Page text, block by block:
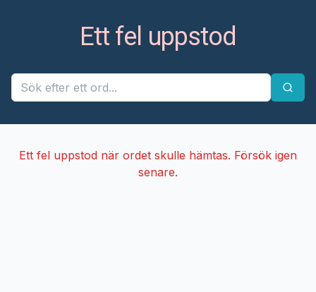
Ett fel uppstod
Ett fel uppstod när ordet skulle hämtas. Försök igen
senare.